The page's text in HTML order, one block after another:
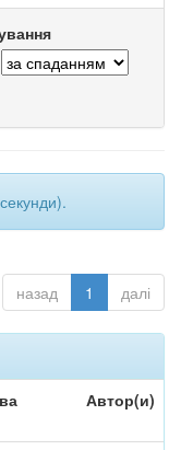
назад 1 далі
Автор(и)